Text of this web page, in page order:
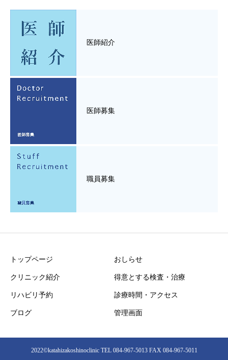
医師紹介
医師募集
職員募集
トップページ おしらせ
クリニック紹介 得意とする検査・治療
リハビリ予約 診療時間・アクセス
ブログ 管理画面
2022©︎katahizakoshinoclinic TEL 084-967-5013 FAX 084-967-5011